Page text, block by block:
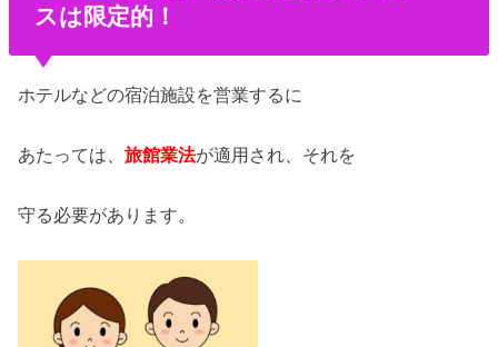
スは限定的！
ホテルなどの宿泊施設を営業するに
あたっては、旅館業法が適用され、それを
守る必要があります。